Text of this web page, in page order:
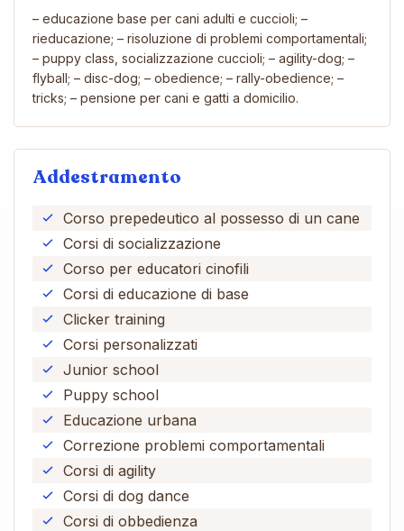
– educazione base per cani adulti e cuccioli; –
rieducazione; – risoluzione di problemi comportamentali;
– puppy class, socializzazione cuccioli; – agility-dog; –
flyball; – disc-dog; – obedience; – rally-obedience; –
tricks; – pensione per cani e gatti a domicilio.
Addestramento
Corso prepedeutico al possesso di un cane
Corsi di socializzazione
Corso per educatori cinofili
Corsi di educazione di base
Clicker training
Corsi personalizzati
Junior school
Puppy school
Educazione urbana
Correzione problemi comportamentali
Corsi di agility
Corsi di dog dance
Corsi di obbedienza